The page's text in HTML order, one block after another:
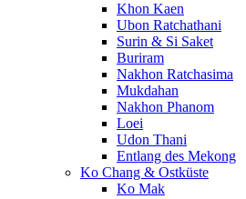
Khon Kaen
Ubon Ratchathani
Surin & Si Saket
Buriram
Nakhon Ratchasima
Mukdahan
Nakhon Phanom
Loei
Udon Thani
Entlang des Mekong
Ko Chang & Ostküste
Ko Mak